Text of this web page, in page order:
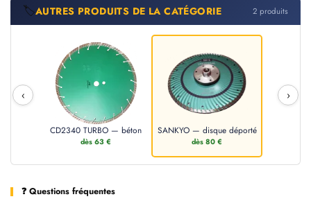
🏷️AUTRES PRODUITS DE LA CATÉGORIE 2 produits
‹ ›
CD2340 TURBO — béton
dès 63 €
SANKYO — disque déporté
dès 80 €
❓ Questions fréquentes